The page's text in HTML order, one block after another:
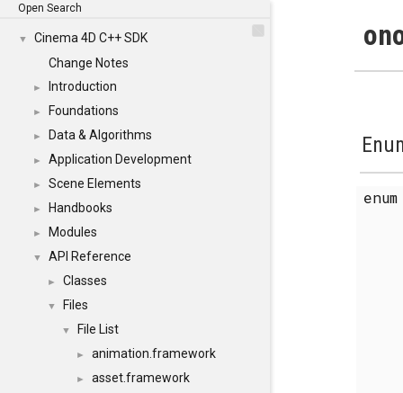
Open Search
▼
Cinema 4D C++ SDK
Change Notes
► Introduction
► Foundations
► Data & Algorithms
► Application Development
► Scene Elements
► Handbooks
► Modules
▼ API Reference
► Classes
▼ Files
▼ File List
► animation.framework
► asset.framework